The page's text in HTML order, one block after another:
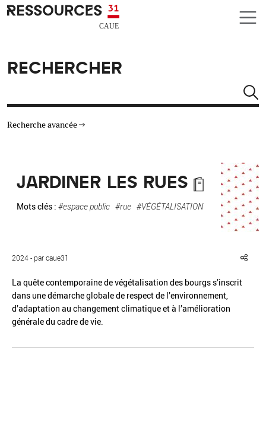
Aller au contenu principal
CAUE RESSOURCES 31
RECHERCHER
Recherche avancée
TYPE DE RESSOURCES
AUTRES CRITÈRES
JARDINER LES RUES
Mots clés : #espace public #rue #VÉGÉTALISATION
2024 - par caue31
La quête contemporaine de végétalisation des bourgs s’inscrit
dans une démarche globale de respect de l’environnement,
d’adaptation au changement climatique et à l’amélioration
générale du cadre de vie.